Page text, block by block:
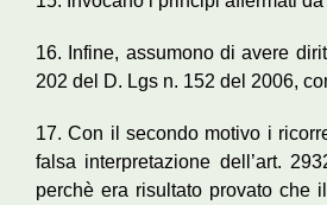
16. Infine, assumono di avere
202 del D. Lgs n. 152 del 2006,
17. Con il secondo motivo i
falsa interpretazione dell’art.
perchè era risultato provato che